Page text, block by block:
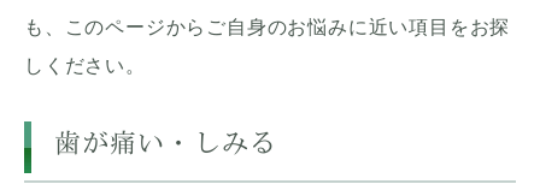
も、このページからご自身のお悩みに近い項目をお探
しください。
歯が痛い・しみる